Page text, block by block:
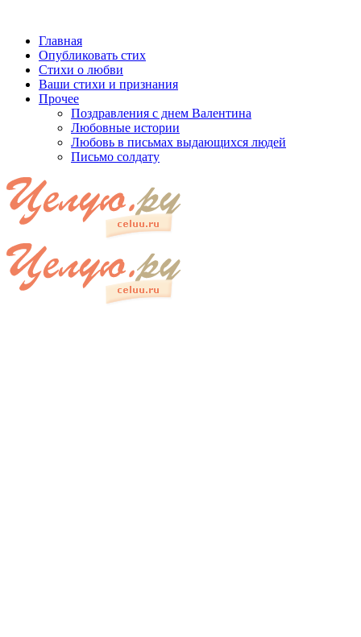
Главная
Опубликовать стих
Стихи о любви
Ваши стихи и признания
Прочее
Поздравления с днем Валентина
Любовные истории
Любовь в письмах выдающихся людей
Письмо солдату